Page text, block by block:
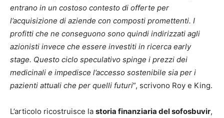
entrano in un costoso contesto di offerte per
l’acquisizione di aziende con composti promettenti. I
profitti che ne conseguono sono quindi indirizzati agli
azionisti invece che essere investiti in ricerca early
stage. Questo ciclo speculativo spinge i prezzi dei
medicinali e impedisce l’accesso sostenibile sia per i
pazienti attuali che per quelli futuri”, scrivono Roy e King.
L’articolo ricostruisce la storia finanziaria del sofosbuvir,